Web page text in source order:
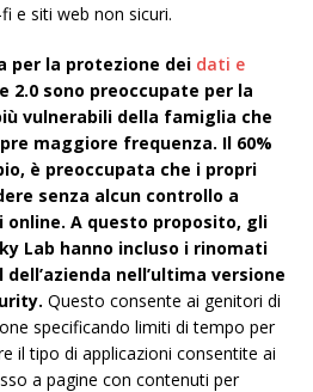
e siti web non sicuri.
per la protezione dei dati e
2.0 sono preoccupate per la
vulnerabili della famiglia che
maggiore frequenza. Il 60%
è preoccupata che i propri
senza alcun controllo a
A questo proposito, gli
Lab hanno incluso i rinomati
nell’ultima versione
Questo consente ai genitori di
specificando limiti di tempo per
il tipo di applicazioni consentite ai
a pagine con contenuti per